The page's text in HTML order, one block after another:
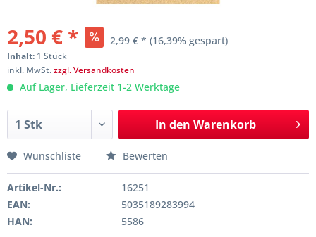
2,50 € * 2,99 € * (16,39% gespart)
Inhalt: 1 Stück
inkl. MwSt.zzgl. Versandkosten
Auf Lager, Lieferzeit 1-2 Werktage
In den Warenkorb
Wunschliste Bewerten
Artikel-Nr.:
16251
EAN:
5035189283994
HAN:
5586